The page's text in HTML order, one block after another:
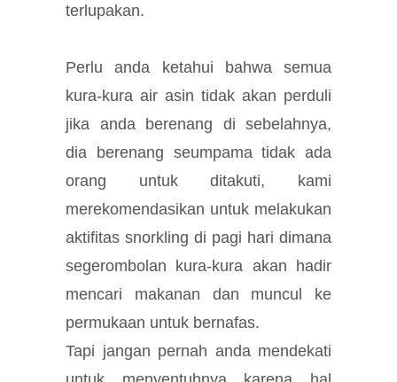
terlupakan.
Perlu anda ketahui bahwa semua
kura-kura air asin tidak akan perduli
jika anda berenang di sebelahnya,
dia berenang seumpama tidak ada
orang untuk ditakuti, kami
merekomendasikan untuk melakukan
aktifitas snorkling di pagi hari dimana
segerombolan kura-kura akan hadir
mencari makanan dan muncul ke
permukaan untuk bernafas.
Tapi jangan pernah anda mendekati